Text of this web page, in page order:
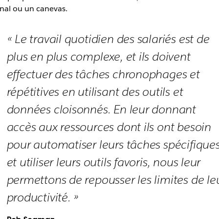
ou un canevas.
« Le travail quotidien des salariés est de
plus en plus complexe, et ils doivent
effectuer des tâches chronophages et
répétitives en utilisant des outils et
données cloisonnés. En leur donnant
accès aux ressources dont ils ont besoin
pour automatiser leurs tâches
et utiliser leurs outils favoris, nous leur
permettons de repousser les limites de
productivité. »